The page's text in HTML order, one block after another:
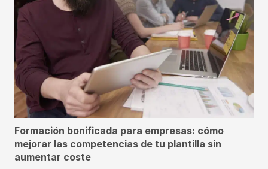
Formación bonificada para empresas: cómo
mejorar las competencias de tu plantilla sin
aumentar coste